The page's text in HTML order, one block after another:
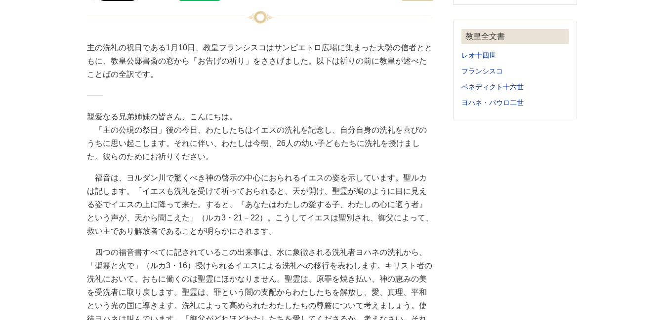
主の洗礼の祝日である1月10日、教皇フランシスコはサンピエトロ広場に集まった大勢の信者とと
もに、教皇公邸書斎の窓から「お告げの祈り」をささげました。以下は祈りの前に教皇が述べた
ことばの全訳です。
――
親愛なる兄弟姉妹の皆さん、こんにちは。
「主の公現の祭日」後の今日、わたしたちはイエスの洗礼を記念し、自分自身の洗礼を喜びの
うちに思い起こします。それに伴い、わたしは今朝、26人の幼い子どもたちに洗礼を授けまし
た。彼らのためにお祈りください。
福音は、ヨルダン川で驚くべき神の啓示の中心におられるイエスの姿を示しています。聖ルカ
は記します。「イエスも洗礼を受けて祈っておられると、天が開け、聖霊が鳩のように目に見え
る姿でイエスの上に降って来た。すると、『あなたはわたしの愛する子、わたしの心に適う者』
という声が、天から聞こえた」（ルカ3・21－22）。こうしてイエスは聖別され、御父によって、
救い主であり解放者であることが明らかにされます。
四つの福音書すべてに記されているこの出来事は、水に象徴される洗礼者ヨハネの洗礼から、
「聖霊と火で」（ルカ3・16）授けられるイエスによる洗礼への移行を表わします。キリスト者の
洗礼において、おもに働くのは聖霊にほかなりません。聖霊は、原罪を焼き払い、神の恵みの美
を受洗者に取り戻します。聖霊は、罪という闇の支配からわたしたちを解放し、愛、真理、平和
という光の国に導きます。洗礼によって高められたわたしたちの尊厳について考えましょう。使
教皇全文書
レオ十四世
フランシスコ
ベネディクト十六世
ヨハネ・パウロ二世